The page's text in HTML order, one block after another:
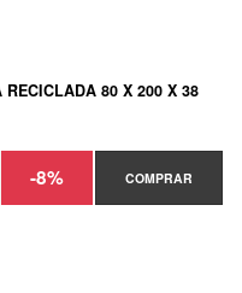
RECICLADA 80 X 200 X 38
-8% COMPRAR